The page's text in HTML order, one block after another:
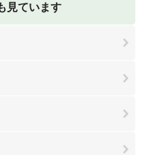
見ています